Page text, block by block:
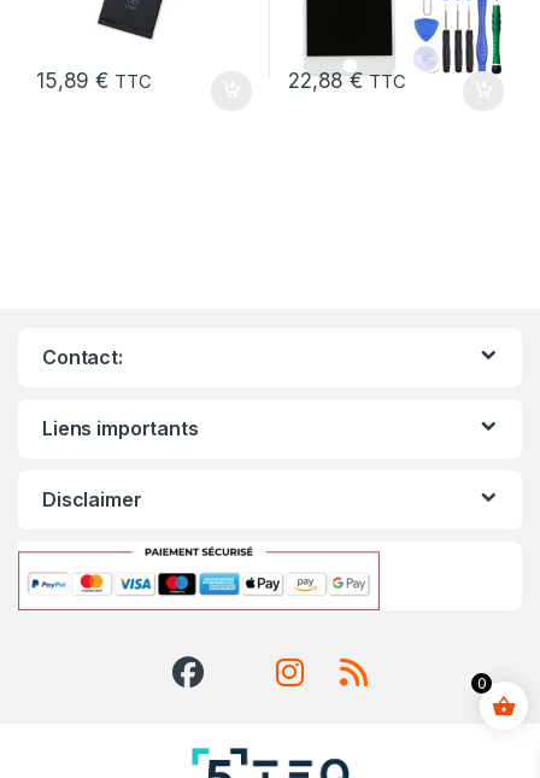
15,89€ TTC 22,88€ TTC
Contact:
Liens importants
Disclaimer
0